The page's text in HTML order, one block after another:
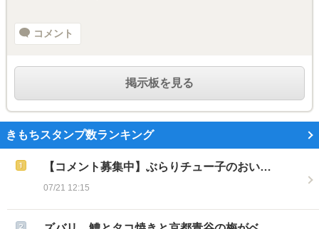
コメント
掲示板を見る
きもちスタンプ数ランキング
【コメント募集中】ぶらりチュー子のおい…
07/21 12:15